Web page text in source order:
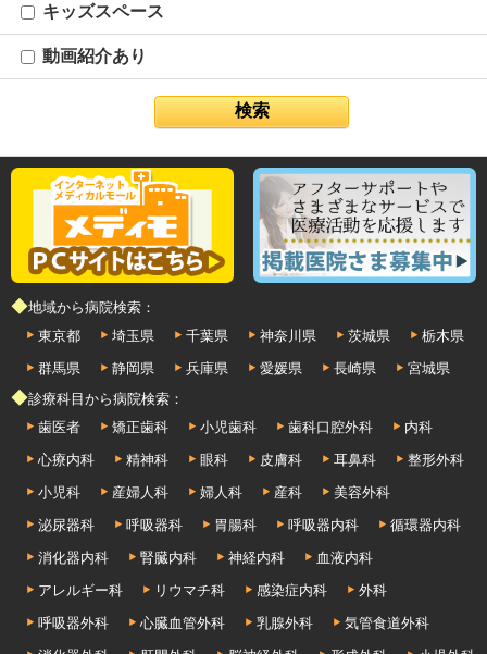
キッズスペース
動画紹介あり
◆地域から病院検索：
東京都
埼玉県 千葉県 神奈川県 茨城県
栃木県
群馬県
静岡県 兵庫県 愛媛県 長崎県
宮城県
◆診療科目から病院検索：
歯医者
矯正歯科 小児歯科 歯科口腔外科
内科
心療内科
精神科 眼科 皮膚科 耳鼻科
整形外科
小児科
産婦人科 婦人科 産科
美容外科
泌尿器科
呼吸器科 胃腸科 呼吸器内科
循環器内科
消化器内科
腎臓内科 神経内科
血液内科
アレルギー科
リウマチ科 感染症内科
外科
呼吸器外科
心臓血管外科 乳腺外科
気管食道外科